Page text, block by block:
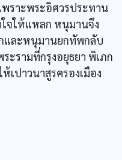
ราะพระอิศวรประทาน
จให้แหลก หนุมานจึง
และหนุมานยกทัพกลับ
ะรามที่กรุงอยุธยา พิเภก
เปาวนาสูรครองเมือง